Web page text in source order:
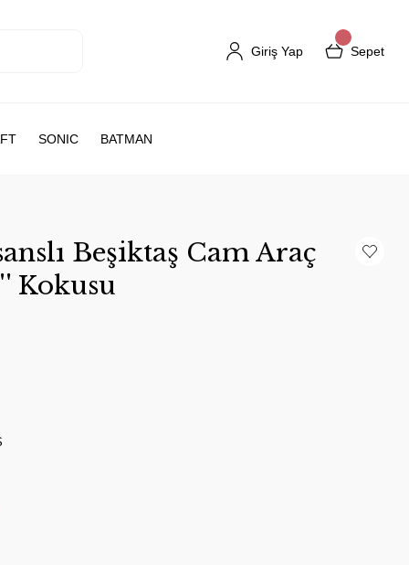
Giriş Yap Sepet
SONIC BATMAN
Beşiktaş Cam Araç
Kokusu